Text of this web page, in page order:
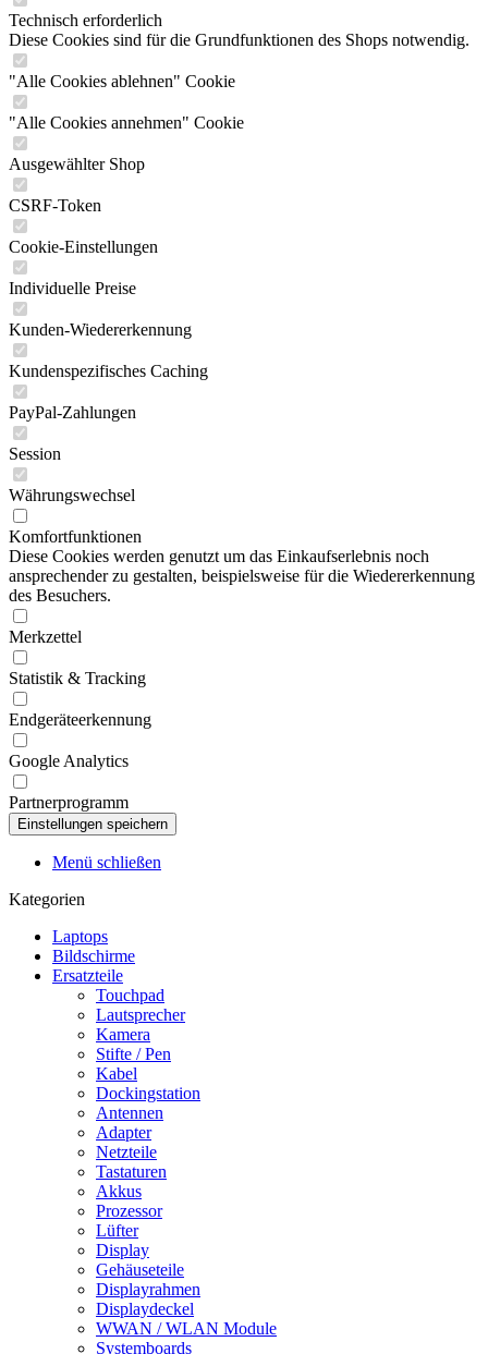
Technisch erforderlich
Diese Cookies sind für die Grundfunktionen des Shops notwendig.
"Alle Cookies ablehnen" Cookie
"Alle Cookies annehmen" Cookie
Ausgewählter Shop
CSRF-Token
Cookie-Einstellungen
Individuelle Preise
Kunden-Wiedererkennung
Kundenspezifisches Caching
PayPal-Zahlungen
Session
Währungswechsel
Komfortfunktionen
Diese Cookies werden genutzt um das Einkaufserlebnis noch
ansprechender zu gestalten, beispielsweise für die Wiedererkennung
des Besuchers.
Merkzettel
Statistik & Tracking
Endgeräteerkennung
Google Analytics
Partnerprogramm
Menü schließen
Kategorien
Laptops
Bildschirme
Ersatzteile
Touchpad
Lautsprecher
Kamera
Stifte / Pen
Kabel
Dockingstation
Antennen
Adapter
Netzteile
Tastaturen
Akkus
Prozessor
Lüfter
Display
Gehäuseteile
Displayrahmen
Displaydeckel
WWAN / WLAN Module
Systemboards